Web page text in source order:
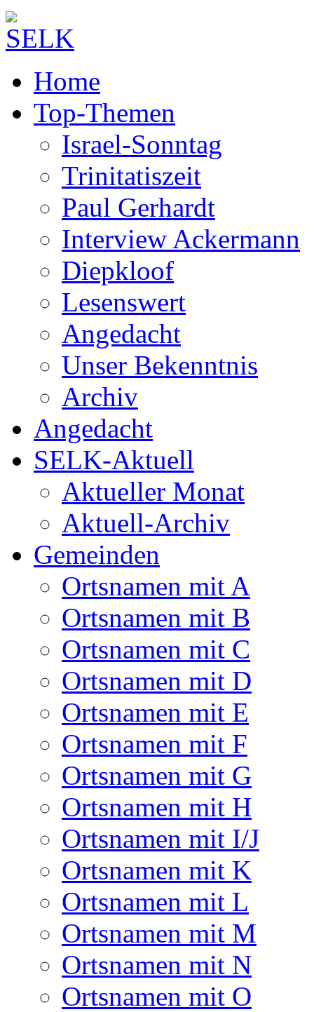
Home
Top-Themen
Israel-Sonntag
Trinitatiszeit
Paul Gerhardt
Interview Ackermann
Diepkloof
Lesenswert
Angedacht
Unser Bekenntnis
Archiv
Angedacht
SELK-Aktuell
Aktueller Monat
Aktuell-Archiv
Gemeinden
Ortsnamen mit A
Ortsnamen mit B
Ortsnamen mit C
Ortsnamen mit D
Ortsnamen mit E
Ortsnamen mit F
Ortsnamen mit G
Ortsnamen mit H
Ortsnamen mit I/J
Ortsnamen mit K
Ortsnamen mit L
Ortsnamen mit M
Ortsnamen mit N
Ortsnamen mit O